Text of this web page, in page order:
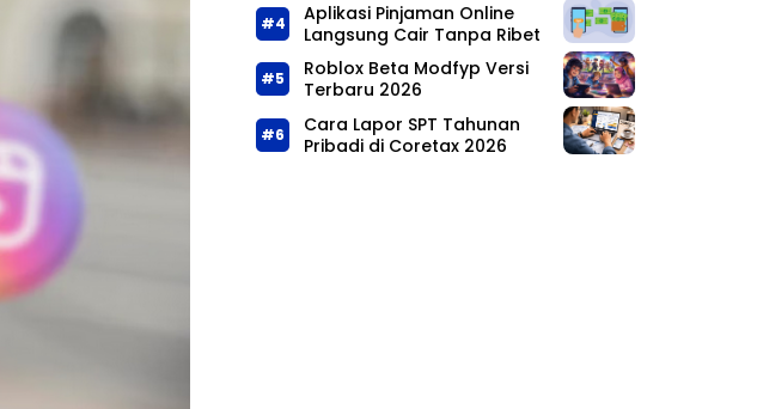
Aplikasi Pinjaman Online
Langsung Cair Tanpa Ribet
Roblox Beta Modfyp Versi
Terbaru 2026
Cara Lapor SPT Tahunan
Pribadi di Coretax 2026